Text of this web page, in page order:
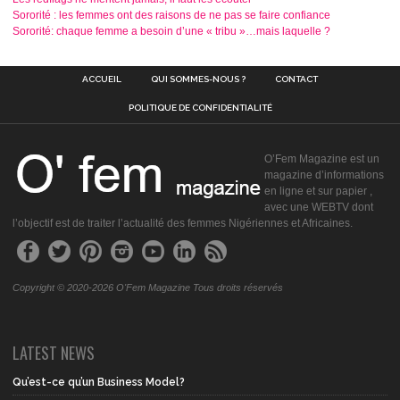
Sororité : les femmes ont des raisons de ne pas se faire confiance
Sororité: chaque femme a besoin d’une « tribu »…mais laquelle ?
ACCUEIL QUI SOMMES-NOUS ? CONTACT
POLITIQUE DE CONFIDENTIALITÉ
O’Fem Magazine est un
magazine d’informations
en ligne et sur papier ,
avec une WEBTV dont
l’objectif est de traiter l’actualité des femmes Nigériennes et Africaines.
Copyright © 2020-2026 O'Fem Magazine Tous droits réservés
LATEST NEWS
Qu’est-ce qu’un Business Model?